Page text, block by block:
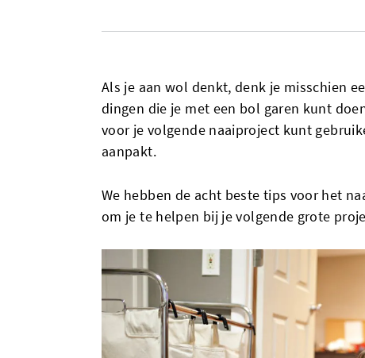
Als je aan wol denkt, denk je misschien
dingen die je met een bol garen kunt
voor je volgende naaiproject kunt
aanpakt.
We hebben de acht beste tips voor het
om je te helpen bij je volgende grote